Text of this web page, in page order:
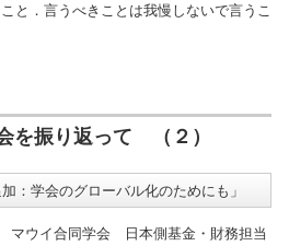
と．言うべきことは我慢しないで言うこ
を振り返って （２）
：学会のグローバル化のためにも」
マウイ合同学会 日本側基金・財務担当